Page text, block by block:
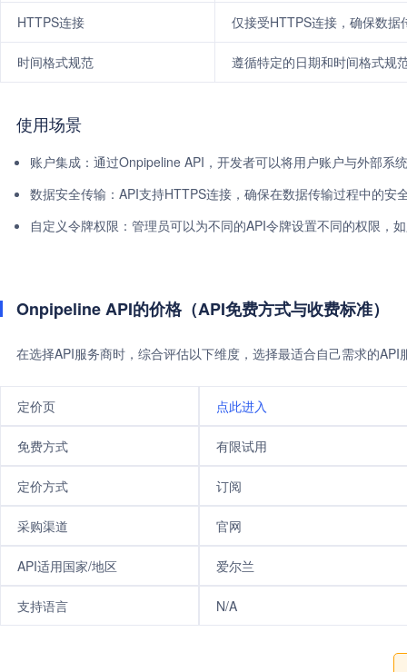
HTTPS连接 仅接受HTTPS连接，确保数据
时间格式规范 遵循特定的日期和时间格式规
使用场景
账户集成：通过Onpipeline API，开发者可以将用户账户与外部系
数据安全传输：API支持HTTPS连接，确保在数据传输过程中的安
自定义令牌权限：管理员可以为不同的API令牌设置不同的权限，
Onpipeline API的价格（API免费方式与收费标准）
在选择API服务商时，综合评估以下维度，选择最适合自己需求的
定价页 点此进入
免费方式 有限试用
定价方式 订阅
采购渠道 官网
API适用国家/地区 爱尔兰
支持语言 N/A